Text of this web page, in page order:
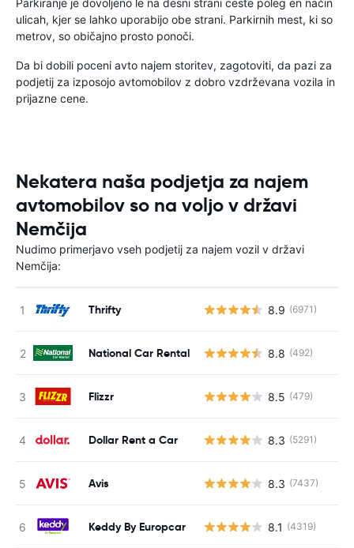
Parkiranje je dovoljeno le na desni strani ceste poleg en način
ulicah, kjer se lahko uporabijo obe strani. Parkirnih mest, ki so
metrov, so običajno prosto ponoči.
Da bi dobili poceni avto najem storitev, zagotoviti, da pazi za
podjetij za izposojo avtomobilov z dobro vzdrževana vozila in
prijazne cene.
Nekatera naša podjetja za najem
avtomobilov so na voljo v državi
Nemčija
Nudimo primerjavo vseh podjetij za najem vozil v državi
Nemčija:
Thrifty 8.9 (6971)
National Car Rental 8.8 (492)
Flizzr 8.5 (479)
Dollar Rent a Car 8.3 (5291)
Avis 8.3 (7437)
Keddy By Europcar 8.1 (4319)